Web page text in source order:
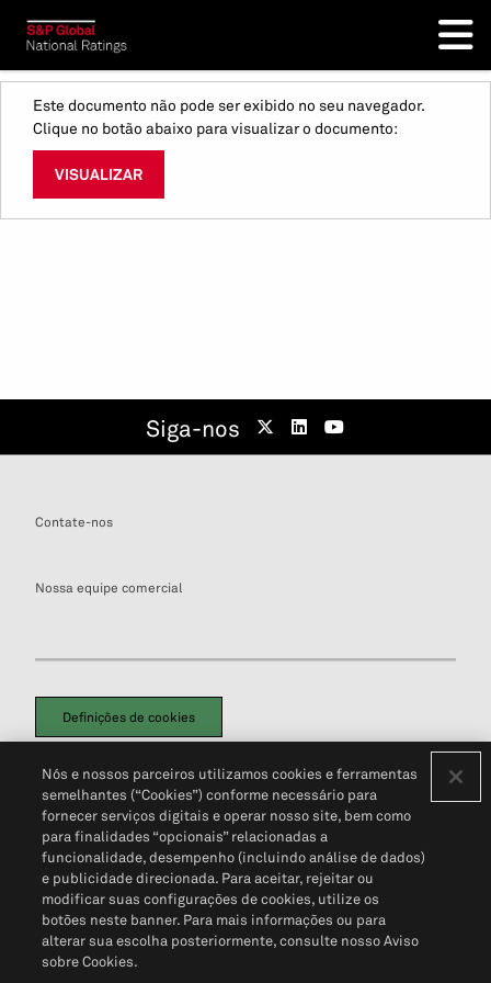
Este documento não pode ser exibido no seu navegador.
Clique no botão abaixo para visualizar o documento:
VISUALIZAR
Siga-nos
Contate-nos
Nossa equipe comercial
Definições de cookies
Política de PrivacidadePortal de privacidade do cliente (em inglês)
Não Venda Minhas Informações Pessoais© 2026 S&P Global
Nós e nossos parceiros utilizamos cookies e ferramentas
semelhantes (“Cookies”) conforme necessário para
fornecer serviços digitais e operar nosso site, bem como
para finalidades “opcionais” relacionadas a
funcionalidade, desempenho (incluindo análise de dados)
e publicidade direcionada. Para aceitar, rejeitar ou
modificar suas configurações de cookies, utilize os
botões neste banner. Para mais informações ou para
alterar sua escolha posteriormente, consulte nosso Aviso
sobre Cookies.